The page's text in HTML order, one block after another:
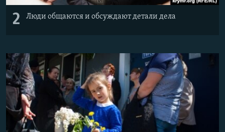
2 Люди общаются и обсуждают детали дела